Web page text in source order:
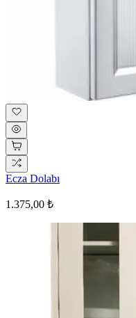
Ecza Dolabı
1.375,00 ₺